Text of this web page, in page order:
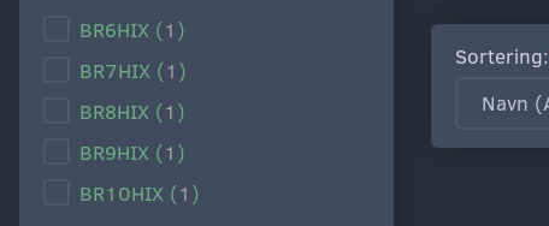
BR6HIX (1 )
BR7HIX (1 )
BR8HIX (1 )
BR9HIX (1 )
BR10HIX (1 )
Sortering: